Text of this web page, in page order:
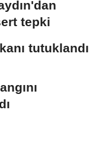
tepki
tutuklandı